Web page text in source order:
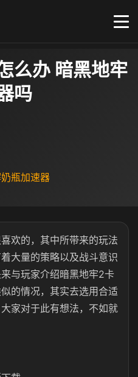
么办 暗黑地牢
吗
瓶加速器
欢的，其中所带来的玩法
大量的策略以及战斗意识
与玩家介绍暗黑地牢2卡
的情况，其实去选用合适
家对于此有想法，不如就